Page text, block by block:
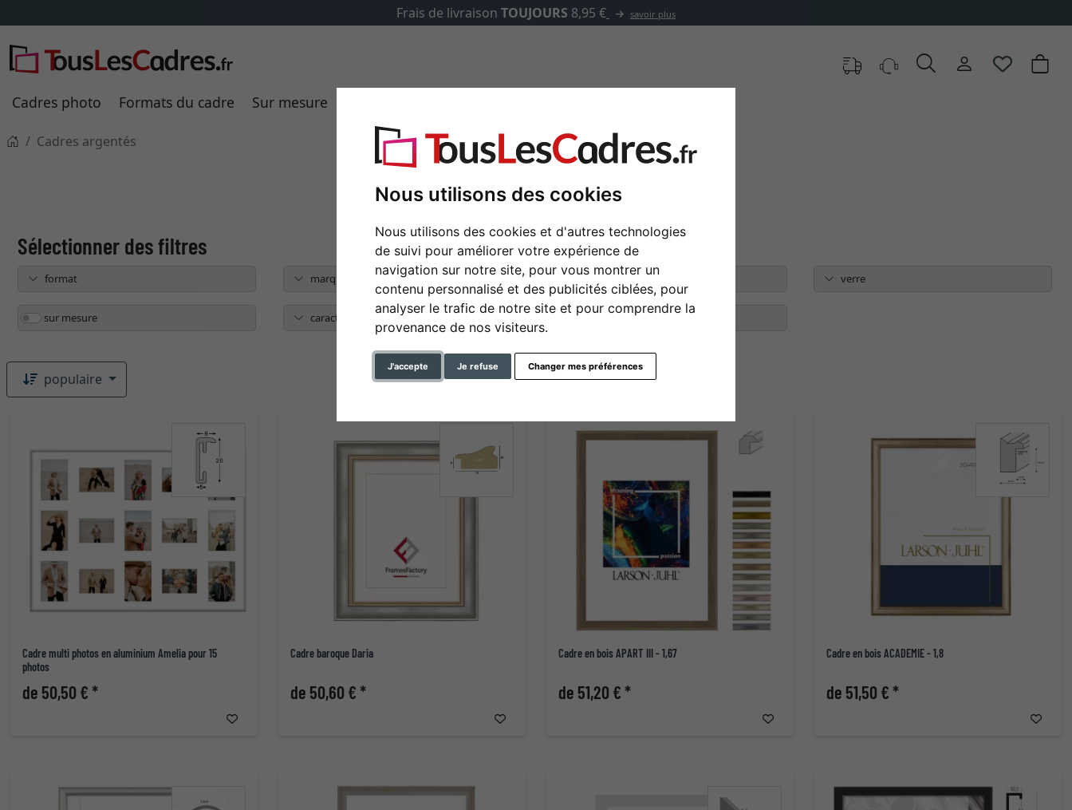
Nous utilisons des cookies
Nous utilisons des cookies et d'autres technologies
de suivi pour améliorer votre expérience de
navigation sur notre site, pour vous montrer un
contenu personnalisé et des publicités ciblées, pour
analyser le trafic de notre site et pour comprendre la
provenance de nos visiteurs.
J'accepte Je refuse Changer mes préférences
✓500 000 articles au choix
Cadres photo Formats du cadre Sur mesure
Cadres argentés
Cadres argentés
format marque type de cadre verre
sur mesure caractéristique largeur du profil
populaire
Cadre multi photos en aluminium Amelia pour 15
photos
de 50,50 € *
Cadre baroque Daria
de 50,60 € *
Cadre en bois APART III - 1,67
de 51,20 € *
Cadre en bois ACADEMIE - 1,8
de 51,50 € *